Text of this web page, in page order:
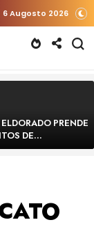
6 Augosto 2026
PRENDE
DE
R$ 25 MILHÕES